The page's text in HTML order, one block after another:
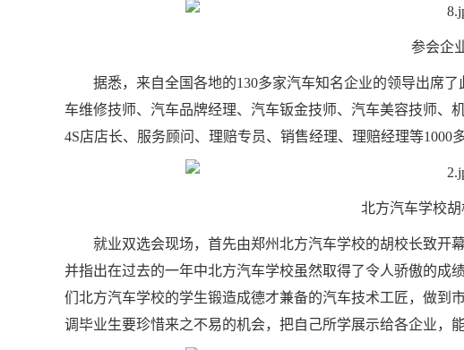
参会企
据悉，来自全国各地的130多家汽车知名企业的领导出席
车维修技师、汽车品牌经理、汽车钣金技师、汽车美容技师、
4S店店长、服务顾问、理赔专员、销售经理、理赔经理等1000
北方汽车学校
就业双选会现场，首先由郑州北方汽车学校的胡校长致开
并指出在过去的一年中北方汽车学校虽然取得了令人骄傲的成
们北方汽车学校的学生锻造成德才兼备的汽车技术工匠，做到
调毕业生要珍惜来之不易的机会，把自己所学展示给各企业，